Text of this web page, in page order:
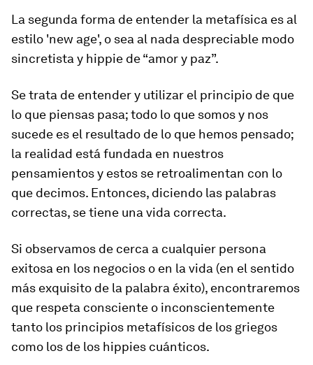
La segunda forma de entender la metafísica es al
estilo 'new age', o sea al nada despreciable modo
sincretista y hippie de “amor y paz”.
Se trata de entender y utilizar el principio de que
lo que piensas pasa; todo lo que somos y nos
sucede es el resultado de lo que hemos pensado;
la realidad está fundada en nuestros
pensamientos y estos se retroalimentan con lo
que decimos. Entonces, diciendo las palabras
correctas, se tiene una vida correcta.
Si observamos de cerca a cualquier persona
exitosa en los negocios o en la vida (en el sentido
más exquisito de la palabra éxito), encontraremos
que respeta consciente o inconscientemente
tanto los principios metafísicos de los griegos
como los de los hippies cuánticos.